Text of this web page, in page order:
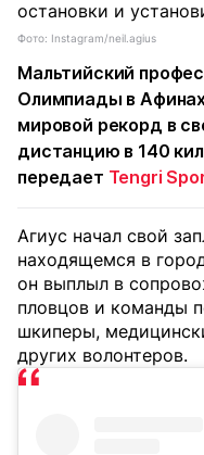
Фото: Instagram/neil.agius
Мальтийский
Олимпиады в
мировой рекорд в
дистанцию в 140
передает Tengri
Агиус начал свой
находящемся в
он выплыл в
пловцов и команды
шкиперы,
других волонтеров.